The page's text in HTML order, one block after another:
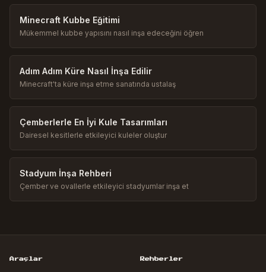
Minecraft Kubbe Eğitimi
Mükemmel kubbe yapısını nasıl inşa edeceğini öğren
Adım Adım Küre Nasıl İnşa Edilir
Minecraft'ta küre inşa etme sanatında ustalaş
Çemberlerle En İyi Kule Tasarımları
Dairesel kesitlerle etkileyici kuleler oluştur
Stadyum İnşa Rehberi
Çember ve ovallerle etkileyici stadyumlar inşa et
Araçlar Rehberler